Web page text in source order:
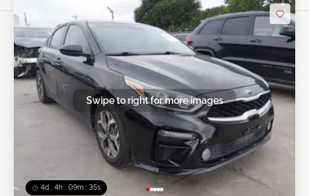
4d : 4h : 09m : 33s
Swipe to right for more images